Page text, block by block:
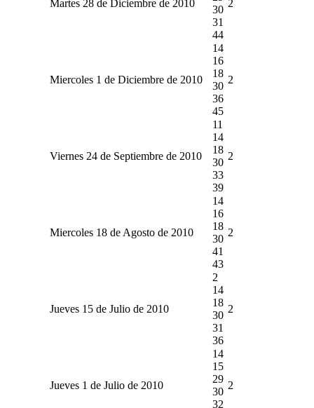
Martes 28 de Diciembre de 2010
30
31
44
2
Miercoles 1 de Diciembre de 2010
14
16
18
30
36
45
2
Viernes 24 de Septiembre de 2010
11
14
18
30
33
39
2
Miercoles 18 de Agosto de 2010
14
16
18
30
41
43
2
Jueves 15 de Julio de 2010
2
14
18
30
31
36
2
Jueves 1 de Julio de 2010
14
15
29
30
32
2